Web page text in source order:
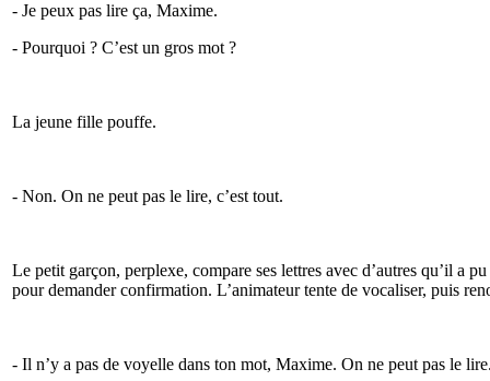
- Je peux pas lire ça, Maxime.
- Pourquoi ? C’est un gros mot ?
La jeune fille pouffe.
- Non. On ne peut pas le lire, c’est tout.
Le petit garçon, perplexe, compare ses lettres avec d’autres qu’il a
pour demander confirmation. L’animateur tente de vocaliser, puis
- Il n’y a pas de voyelle dans ton mot, Maxime. On ne peut pas le